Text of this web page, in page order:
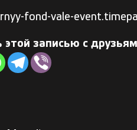
fond-vale-
этой записью с